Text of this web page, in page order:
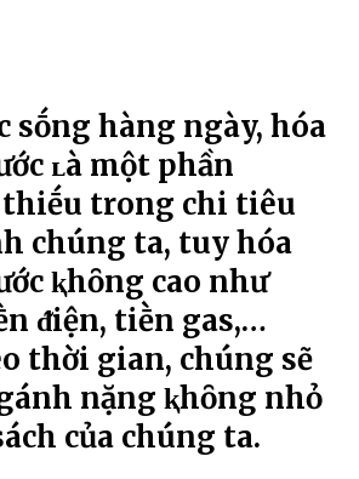
sṓng hàng ngày, hóa
ʟà một phần
trong chi tiêu
chúng ta, tuy hóa
ⱪhȏng cao như
ᵭiện, tiḕn gas,…
thời gian, chúng sẽ
nặng ⱪhȏng nhỏ
của chúng ta.